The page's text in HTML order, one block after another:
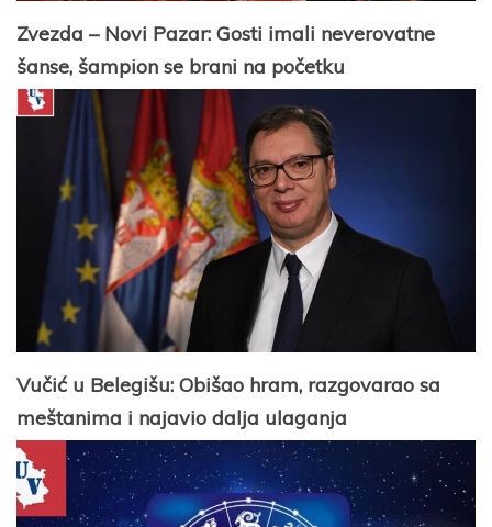
Zvezda – Novi Pazar: Gosti imali neverovatne
šanse, šampion se brani na početku
Vučić u Belegišu: Obišao hram, razgovarao sa
meštanima i najavio dalja ulaganja